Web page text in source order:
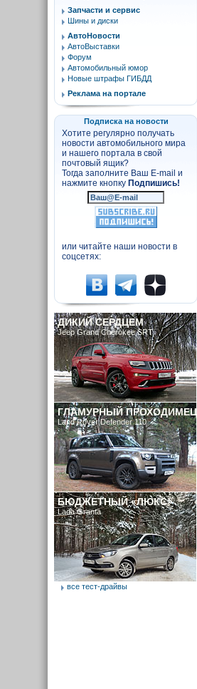
Запчасти и сервис
Шины и диски
АвтоНовости
АвтоВыставки
Форум
Автомобильный юмор
Новые штрафы ГИБДД
Реклама на портале
Подписка на новости
Хотите регулярно получать
новости автомобильного мира
и нашего портала в свой
почтовый ящик?
Тогда заполните Ваш E-mail и
нажмите кнопку Подпишись!
или читайте наши новости в
соцсетях:
ДИКИЙ СЕРДЦЕМ
Jeep Grand Cherokee SRT
ГЛАМУРНЫЙ ПРОХОДИМЕЦ
Land Rover Defender 110
БЮДЖЕТНЫЙ «ЛЮКС»
Lada Granta
все тест-драйвы